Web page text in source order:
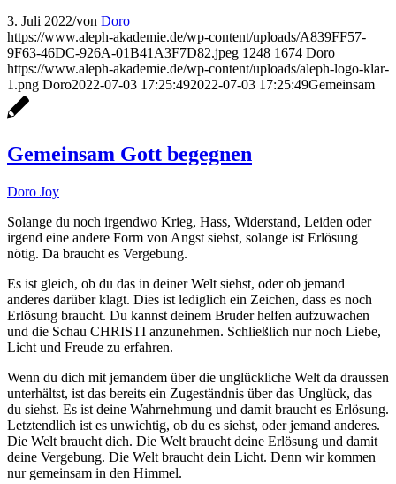
3. Juli 2022/von Doro
https://www.aleph-akademie.de/wp-content/uploads/A839FF57-
9F63-46DC-926A-01B41A3F7D82.jpeg 1248 1674 Doro
https://www.aleph-akademie.de/wp-content/uploads/aleph-logo-klar-
1.png Doro2022-07-03 17:25:492022-07-03 17:25:49Gemeinsam
Gemeinsam Gott begegnen
Doro Joy
Solange du noch irgendwo Krieg, Hass, Widerstand, Leiden oder
irgend eine andere Form von Angst siehst, solange ist Erlösung
nötig. Da braucht es Vergebung.
Es ist gleich, ob du das in deiner Welt siehst, oder ob jemand
anderes darüber klagt. Dies ist lediglich ein Zeichen, dass es noch
Erlösung braucht. Du kannst deinem Bruder helfen aufzuwachen
und die Schau CHRISTI anzunehmen. Schließlich nur noch Liebe,
Licht und Freude zu erfahren.
Wenn du dich mit jemandem über die unglückliche Welt da draussen
unterhältst, ist das bereits ein Zugeständnis über das Unglück, das
du siehst. Es ist deine Wahrnehmung und damit braucht es Erlösung.
Letztendlich ist es unwichtig, ob du es siehst, oder jemand anderes.
Die Welt braucht dich. Die Welt braucht deine Erlösung und damit
deine Vergebung. Die Welt braucht dein Licht. Denn wir kommen
nur gemeinsam in den Himmel.